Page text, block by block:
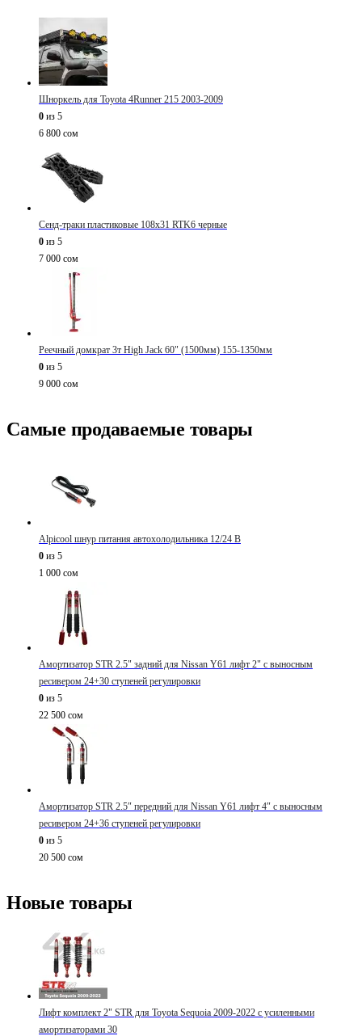
Шноркель для Toyota 4Runner 215 2003-2009
0 из 5
6 800 сом
Сенд-траки пластиковые 108х31 RTK6 черные
0 из 5
7 000 сом
Реечный домкрат 3т High Jack 60" (1500мм) 155-1350мм
0 из 5
9 000 сом
Самые продаваемые товары
Alpicool шнур питания автохолодильника 12/24 В
0 из 5
1 000 сом
Амортизатор STR 2.5" задний для Nissan Y61 лифт 2" с выносным
ресивером 24+30 ступеней регулировки
0 из 5
22 500 сом
Амортизатор STR 2.5″ передний для Nissan Y61 лифт 4″ с выносным
ресивером 24+36 ступеней регулировки
0 из 5
20 500 сом
Новые товары
Лифт комплект 2" STR для Toyota Sequoia 2009-2022 с усиленными
амортизаторами 30